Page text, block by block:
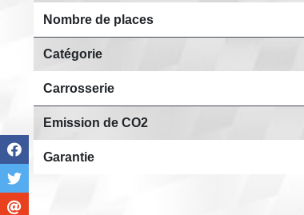
Nombre de places
Catégorie
Carrosserie
Emission de CO2
Garantie